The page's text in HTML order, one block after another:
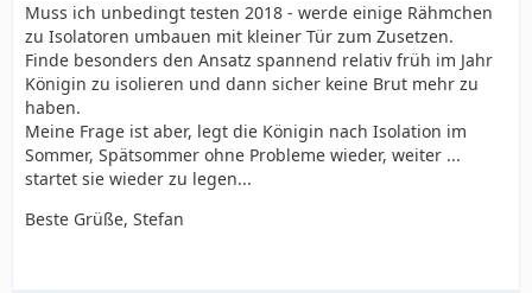
Muss ich unbedingt testen 2018 - werde einige Rähmchen
zu Isolatoren umbauen mit kleiner Tür zum Zusetzen.
Finde besonders den Ansatz spannend relativ früh im Jahr
Königin zu isolieren und dann sicher keine Brut mehr zu
haben.
Meine Frage ist aber, legt die Königin nach Isolation im
Sommer, Spätsommer ohne Probleme wieder, weiter ...
startet sie wieder zu legen...
Beste Grüße, Stefan